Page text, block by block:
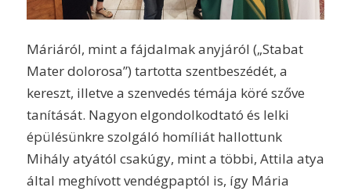
Máriáról, mint a fájdalmak anyjáról („Stabat
Mater dolorosa”) tartotta szentbeszédét, a
kereszt, illetve a szenvedés témája köré szőve
tanítását. Nagyon elgondolkodtató és lelki
épülésünkre szolgáló homíliát hallottunk
Mihály atyától csakúgy, mint a többi, Attila atya
által meghívott vendégpaptól is, így Mária